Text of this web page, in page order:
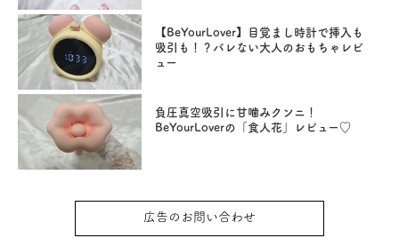
【BeYourLover】目覚まし時計で挿入も
吸引も！？バレない大人のおもちゃレビ
ュー
負圧真空吸引に甘噛みクンニ！
BeYourLoverの「食人花」レビュー♡
広告のお問い合わせ